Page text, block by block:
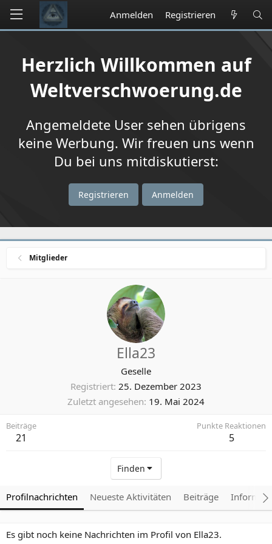
Anmelden Registrieren
Herzlich Willkommen auf
Weltverschwoerung.de
Angemeldete User sehen übrigens
keine Werbung. Wir freuen uns wenn
Du bei uns mitdiskutierst:
Registrieren Anmelden
Mitglieder
Ella23
Geselle
Registriert 25. Dezember 2023
Zuletzt angesehen 19. Mai 2024
Beiträge
21
Punkte Reaktionen
5
Finden
Profilnachrichten Neueste Aktivitäten Beiträge
Es gibt noch keine Nachrichten im Profil von Ella23.